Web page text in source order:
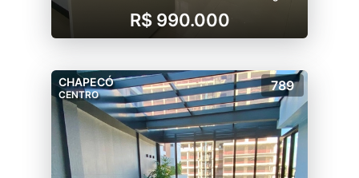
R$ 990.000
CHAPECÓ
CENTRO
789